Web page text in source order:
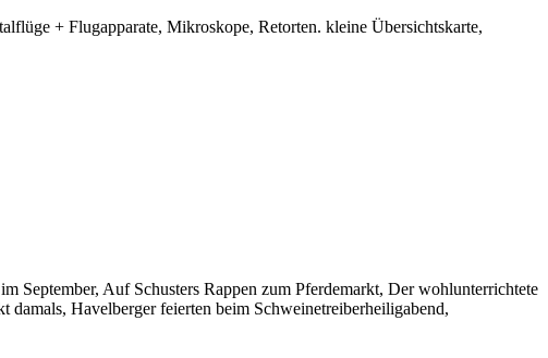
+ Flugapparate, Mikroskope, Retorten. kleine Übersichtskarte,
September, Auf Schusters Rappen zum Pferdemarkt, Der wohlunterrichtete
Havelberger feierten beim Schweinetreiberheiligabend,